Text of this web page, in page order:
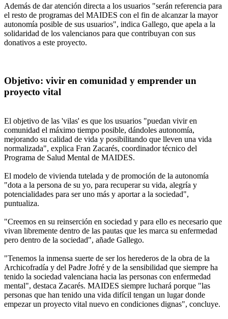
Además de dar atención directa a los usuarios "serán referencia para
el resto de programas del MAIDES con el fin de alcanzar la mayor
autonomía posible de sus usuarios", indica Gallego, que apela a la
solidaridad de los valencianos para que contribuyan con sus
donativos a este proyecto.
Objetivo: vivir en comunidad y emprender un
proyecto vital
El objetivo de las 'vilas' es que los usuarios "puedan vivir en
comunidad el máximo tiempo posible, dándoles autonomía,
mejorando su calidad de vida y posibilitando que lleven una vida
normalizada", explica Fran Zacarés, coordinador técnico del
Programa de Salud Mental de MAIDES.
El modelo de vivienda tutelada y de promoción de la autonomía
"dota a la persona de su yo, para recuperar su vida, alegría y
potencialidades para ser uno más y aportar a la sociedad",
puntualiza.
"Creemos en su reinserción en sociedad y para ello es necesario que
vivan libremente dentro de las pautas que les marca su enfermedad
pero dentro de la sociedad", añade Gallego.
"Tenemos la inmensa suerte de ser los herederos de la obra de la
Archicofradía y del Padre Jofré y de la sensibilidad que siempre ha
tenido la sociedad valenciana hacia las personas con enfermedad
mental", destaca Zacarés. MAIDES siempre luchará porque "las
personas que han tenido una vida difícil tengan un lugar donde
empezar un proyecto vital nuevo en condiciones dignas", concluye.